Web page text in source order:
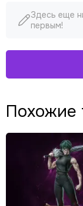
Здесь еще
первым!
Похожие